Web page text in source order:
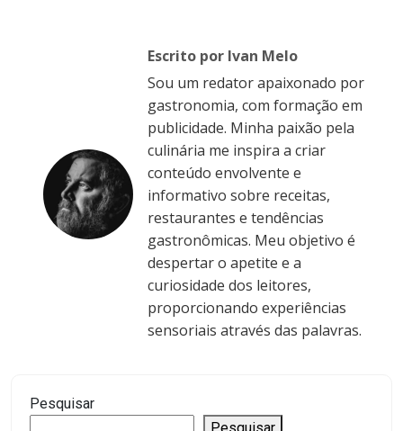
Escrito por Ivan Melo
Sou um redator apaixonado por
gastronomia, com formação em
publicidade. Minha paixão pela
culinária me inspira a criar
conteúdo envolvente e
informativo sobre receitas,
restaurantes e tendências
gastronômicas. Meu objetivo é
despertar o apetite e a
curiosidade dos leitores,
proporcionando experiências
sensoriais através das palavras.
Pesquisar